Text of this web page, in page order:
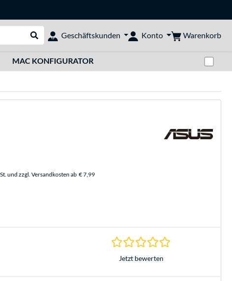
Suche durchführen
Geschäftskunden Konto Warenkorb
MAC KONFIGURATOR
und zzgl. Versandkosten ab € 7,99
0.0 Sterne bei 0
Jetzt bewerten